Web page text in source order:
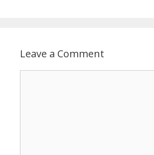
Leave a Comment